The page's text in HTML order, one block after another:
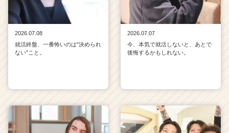
2026.07.08
就活終盤、一番怖いのは"決められ
ない"こと。
2026.07.07
今、本気で就活しないと、あとで
後悔するかもしれない。